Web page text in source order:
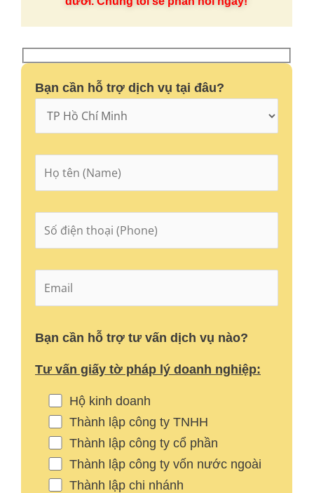
Bạn cần hỗ trợ dịch vụ tại đâu?
Bạn cần hỗ trợ tư vấn dịch vụ nào?
Tư vấn giấy tờ pháp lý doanh nghiệp:
Hộ kinh doanh
Thành lập công ty TNHH
Thành lập công ty cổ phần
Thành lập công ty vốn nước ngoài
Thành lập chi nhánh